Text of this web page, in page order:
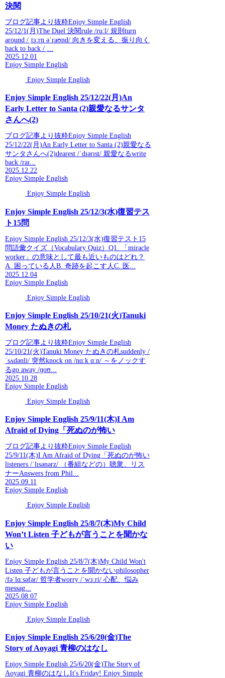
決閱
ブログ記事より抜粋Enjoy Simple English
25/12/1(月)The Duel 決閱rule /ruːl/ 規則turn
around /ˌtɜːrn əˈraʊnd/ 向きを変える、振り向く
back to back /ˌ...
2025.12.01
Enjoy Simple English
Enjoy Simple English
Enjoy Simple English 25/12/22(月)An
Early Letter to Santa (2)親愛なるサンタ
さんへ(2)
ブログ記事より抜粋Enjoy Simple English
25/12/22(月)An Early Letter to Santa (2)親愛なる
サンタさんへ(2)dearest /ˈdɪərɪst/ 親愛なるwrite
back /raɪ...
2025.12.22
Enjoy Simple English
Enjoy Simple English
Enjoy Simple English 25/12/3(水)復習テス
ト15問
Enjoy Simple English 25/12/3(水)復習テスト15
問語彙クイズ（Vocabulary Quiz）Q1. 「miracle
worker」の意味として最も近いものはどれ？
A. 困っている人B. 奇跡を起こす人C. 医...
2025.12.04
Enjoy Simple English
Enjoy Simple English
Enjoy Simple English 25/10/21(火)Tanuki
Money たぬきの札
ブログ記事より抜粋Enjoy Simple English
25/10/21(火)Tanuki Money たぬきの札suddenly /
ˈsʌdənli/ 突然knock on /nɑːk ɑːn/ ～をノックす
るgo away /ɡoʊ...
2025.10.28
Enjoy Simple English
Enjoy Simple English
Enjoy Simple English 25/9/11(木)I Am
Afraid of Dying「死ぬのが怖い
ブログ記事より抜粋Enjoy Simple English
25/9/11(木)I Am Afraid of Dying「死ぬのが怖い
listeners /ˈlɪsənərz/ （番組などの）聴衆、リス
ナーAnswers from Phil...
2025.09.11
Enjoy Simple English
Enjoy Simple English
Enjoy Simple English 25/8/7(木)My Child
Won’t Listen 子どもが言うことを聞かな
い
Enjoy Simple English 25/8/7(木)My Child Won't
Listen 子どもが言うことを聞かないphilosopher
/fəˈlɑːsəfər/ 哲学者worry /ˈwɜːri/ 心配、悩み
messag...
2025.08.07
Enjoy Simple English
Enjoy Simple English
Enjoy Simple English 25/6/20(金)The
Story of Aoyagi 青柳のはなし
Enjoy Simple English 25/6/20(金)The Story of
Aoyagi 青柳のはなしIt's Friday! Enjoy Simple